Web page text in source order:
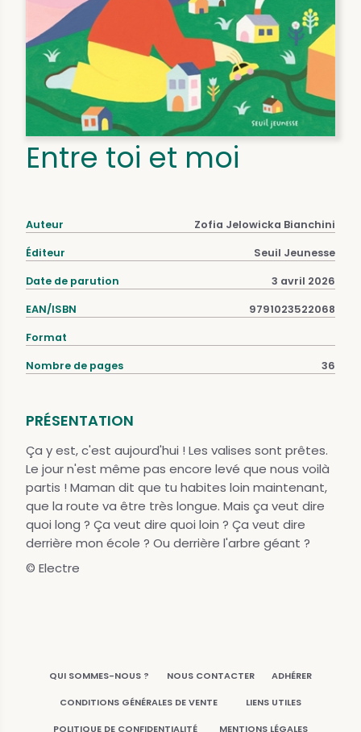
Entre toi et moi
Auteur Zofia Jelowicka Bianchini
Éditeur Seuil Jeunesse
Date de parution 3 avril 2026
EAN/ISBN 9791023522068
Format
Nombre de pages 36
PRÉSENTATION
Ça y est, c'est aujourd'hui ! Les valises sont prêtes.
Le jour n'est même pas encore levé que nous voilà
partis ! Maman dit que tu habites loin maintenant,
que la route va être très longue. Mais ça veut dire
quoi long ? Ça veut dire quoi loin ? Ça veut dire
derrière mon école ? Ou derrière l'arbre géant ?
© Electre
QUI SOMMES-NOUS ? NOUS CONTACTER ADHÉRER
CONDITIONS GÉNÉRALES DE VENTE LIENS UTILES
POLITIQUE DE CONFIDENTIALITÉ MENTIONS LÉGALES